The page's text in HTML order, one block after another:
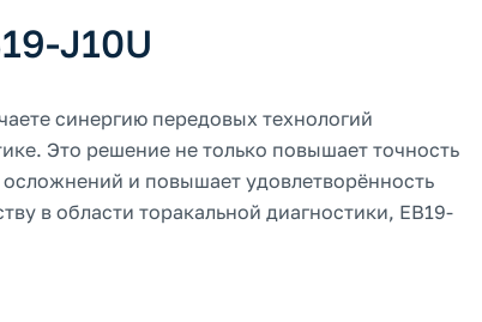
J10U
синергию передовых технологий
Это решение не только повышает точность
и повышает удовлетворённость
в области торакальной диагностики, EB19-